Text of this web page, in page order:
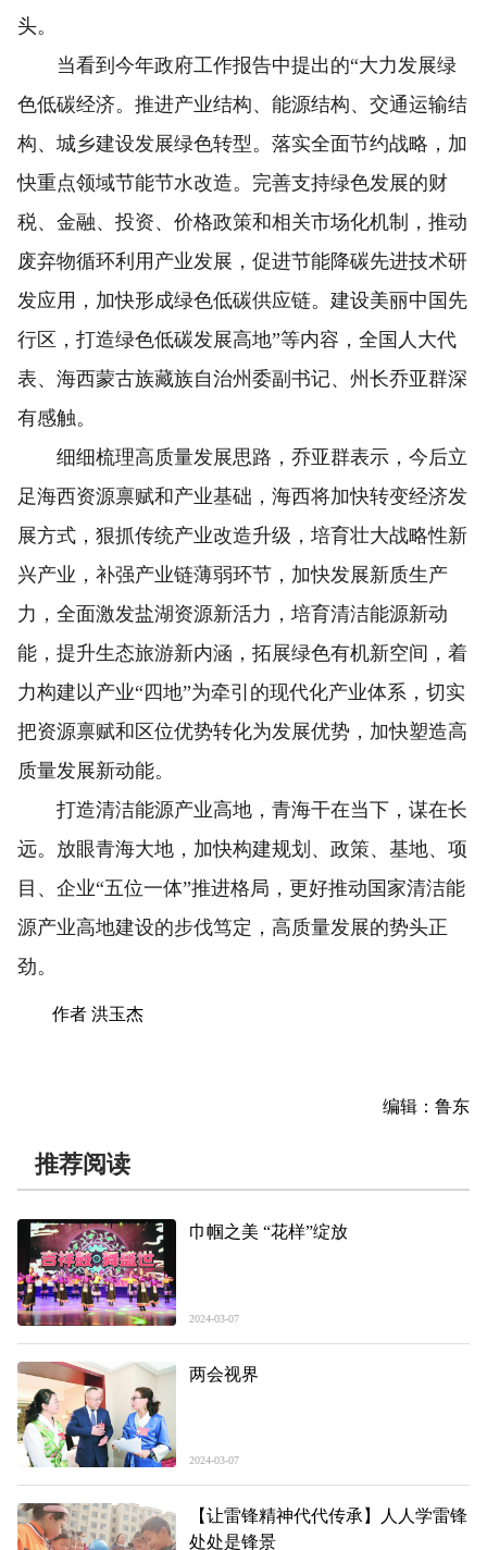
头。
当看到今年政府工作报告中提出的“大力发展绿
色低碳经济。推进产业结构、能源结构、交通运输结
构、城乡建设发展绿色转型。落实全面节约战略，加
快重点领域节能节水改造。完善支持绿色发展的财
税、金融、投资、价格政策和相关市场化机制，推动
废弃物循环利用产业发展，促进节能降碳先进技术研
发应用，加快形成绿色低碳供应链。建设美丽中国先
行区，打造绿色低碳发展高地”等内容，全国人大代
表、海西蒙古族藏族自治州委副书记、州长乔亚群深
有感触。
细细梳理高质量发展思路，乔亚群表示，今后立
足海西资源禀赋和产业基础，海西将加快转变经济发
展方式，狠抓传统产业改造升级，培育壮大战略性新
兴产业，补强产业链薄弱环节，加快发展新质生产
力，全面激发盐湖资源新活力，培育清洁能源新动
能，提升生态旅游新内涵，拓展绿色有机新空间，着
力构建以产业“四地”为牵引的现代化产业体系，切实
把资源禀赋和区位优势转化为发展优势，加快塑造高
质量发展新动能。
打造清洁能源产业高地，青海干在当下，谋在长
远。放眼青海大地，加快构建规划、政策、基地、项
目、企业“五位一体”推进格局，更好推动国家清洁能
源产业高地建设的步伐笃定，高质量发展的势头正
劲。
作者 洪玉杰
编辑：鲁东
推荐阅读
巾帼之美 “花样”绽放
2024-03-07
两会视界
2024-03-07
【让雷锋精神代代传承】人人学雷锋
处处是锋景